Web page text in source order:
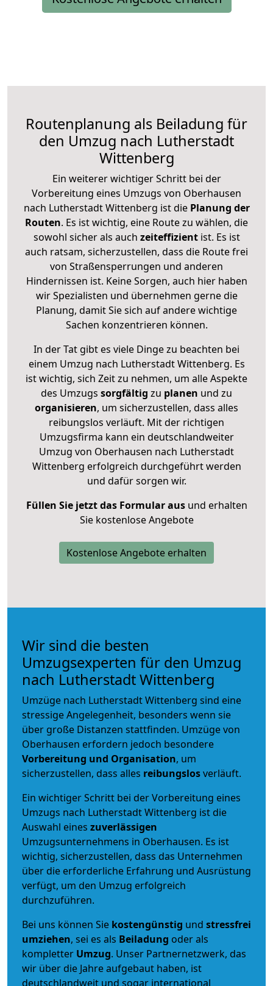
Routenplanung als Beiladung für
den Umzug nach Lutherstadt
Wittenberg
Ein weiterer wichtiger Schritt bei der
Vorbereitung eines Umzugs von Oberhausen
nach Lutherstadt Wittenberg ist diePlanung der
Routen. Es ist wichtig, eine Route zu wählen, die
sowohl sicher als auch zeiteffizientist. Es ist
auch ratsam, sicherzustellen, dass die Route frei
von Straßensperrungen und anderen
Hindernissen ist. Keine Sorgen, auch hier haben
wir Spezialisten und übernehmen gerne die
Planung, damit Sie sich auf andere wichtige
Sachen konzentrieren können.
In der Tat gibt es viele Dinge zu beachten bei
einem Umzug nach Lutherstadt Wittenberg. Es
ist wichtig, sich Zeit zu nehmen, um alle Aspekte
des Umzugs sorgfältig zu planen und zu
organisieren, um sicherzustellen, dass alles
reibungslos verläuft. Mit der richtigen
Umzugsfirma kann ein deutschlandweiter
Umzug von Oberhausen nach Lutherstadt
Wittenberg erfolgreich durchgeführt werden
und dafür sorgen wir.
Füllen Sie jetzt das Formular ausund erhalten
Sie kostenlose Angebote
Kostenlose Angebote erhalten
Wir sind die besten
Umzugsexperten für den Umzug
nach Lutherstadt Wittenberg
Umzüge nach Lutherstadt Wittenberg sind eine
stressige Angelegenheit, besonders wenn sie
über große Distanzen stattfinden. Umzüge von
Oberhausen erfordern jedoch besondere
Vorbereitung und Organisation, um
sicherzustellen, dass alles reibungslosverläuft.
Ein wichtiger Schritt bei der Vorbereitung eines
Umzugs nach Lutherstadt Wittenberg ist die
Auswahl eines zuverlässigen
Umzugsunternehmens in Oberhausen. Es ist
wichtig, sicherzustellen, dass das Unternehmen
über die erforderliche Erfahrung und Ausrüstung
verfügt, um den Umzug erfolgreich
durchzuführen.
Bei uns können Sie kostengünstig und stressfrei
umziehen, sei es als Beiladung oder als
kompletter Umzug. Unser Partnernetzwerk, das
wir über die Jahre aufgebaut haben, ist
deutschlandweit und sogar international